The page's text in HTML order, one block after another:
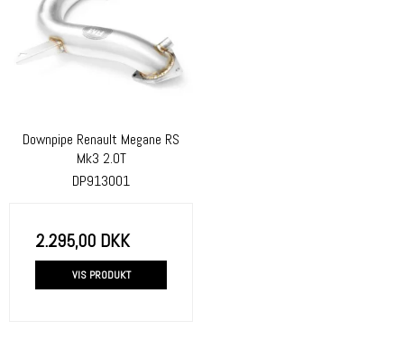
Downpipe Renault Megane RS
Mk3 2.0T
DP913001
2.295,00 DKK
VIS PRODUKT